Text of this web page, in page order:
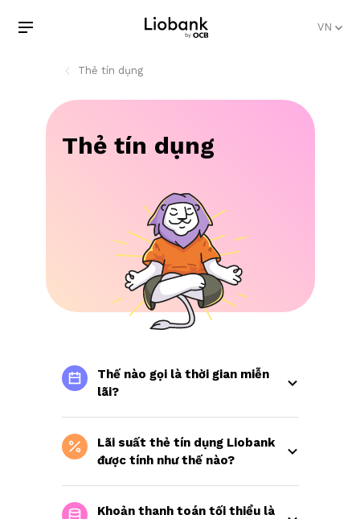
VN
Thẻ tín dụng
Thẻ tín dụng
Thế nào gọi là thời gian miễn
lãi?
Lãi suất thẻ tín dụng Liobank
được tính như thế nào?
Khoản thanh toán tối thiểu là